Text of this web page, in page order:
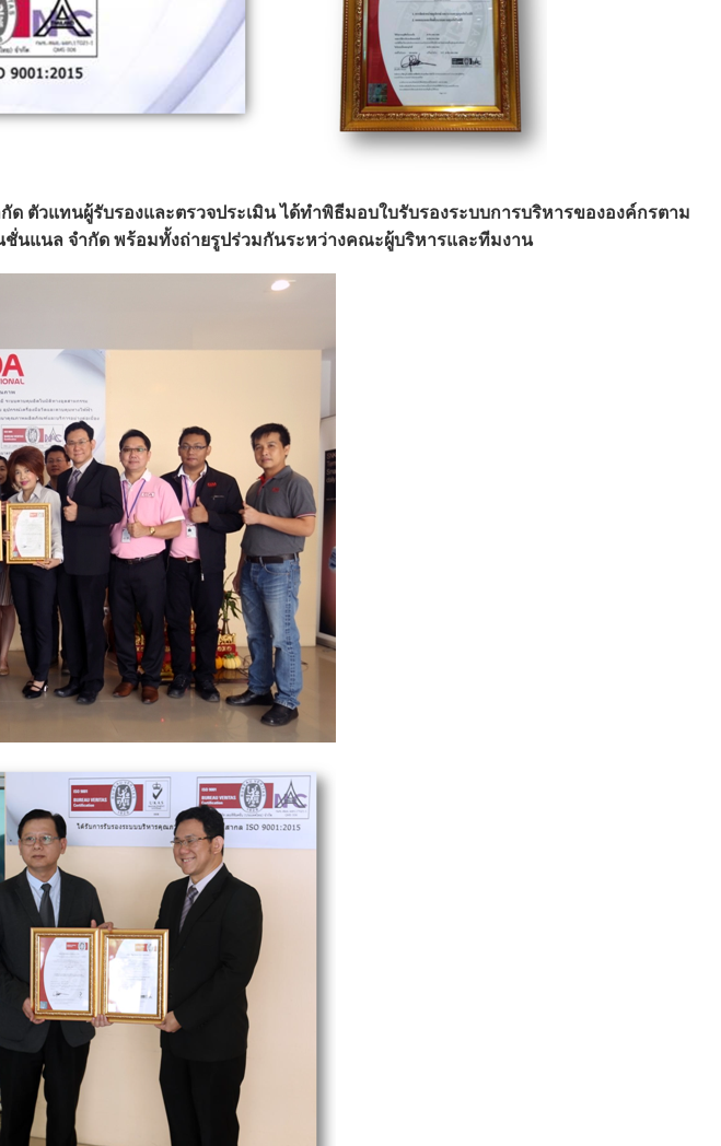
ตัวแทนผู้รับรองและตรวจประเมิน ได้ทำพิธีมอบใบรับรองระบบการบริหารขององค์กรตาม
ชั่นแนล จำกัด พร้อมทั้งถ่ายรูปร่วมกันระหว่างคณะผู้บริหารและทีมงาน